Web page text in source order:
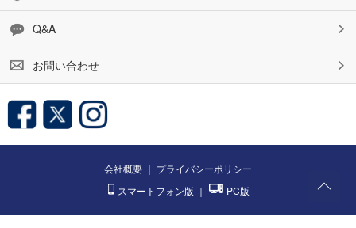
Q&A
お問い合わせ
会社概要 ｜ プライバシーポリシー
スマートフォン版 ｜ PC版